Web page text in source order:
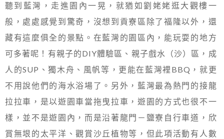
聽到藍灣，走進園內一晃，就猶如劉姥姥逛大觀樓一
般，處處感覺到驚奇，沒想到貢寮區除了福隆以外，還
藏有這麼俱全的景點。在藍灣的園區內，能玩耍的地方
可多著呢！有親子的DIY體驗區、親子戲水（沙）區，成
人的SUP、獨木舟、風帆等，更能在藍灣裡BBQ，就更
不用說他們的海水浴場了。另外，藍灣最為熱門的接龍
拉拉車，是以遊園車當拖曳拉車，遊園的方式也很不一
樣，並不是遊園內，而是沿著龍門－鹽寮自行車道，欣
賞無垠的太平洋、觀賞沙丘植物等，但此項活動有人數